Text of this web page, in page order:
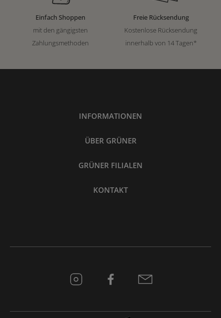
Einfach Shoppen
mit den gängigsten
Zahlungsmethoden
Freie Rücksendung
Kostenlose Rücksendung
innerhalb von 14 Tagen*
INFORMATIONEN
ÜBER GRÜNER
GRÜNER FILIALEN
KONTAKT